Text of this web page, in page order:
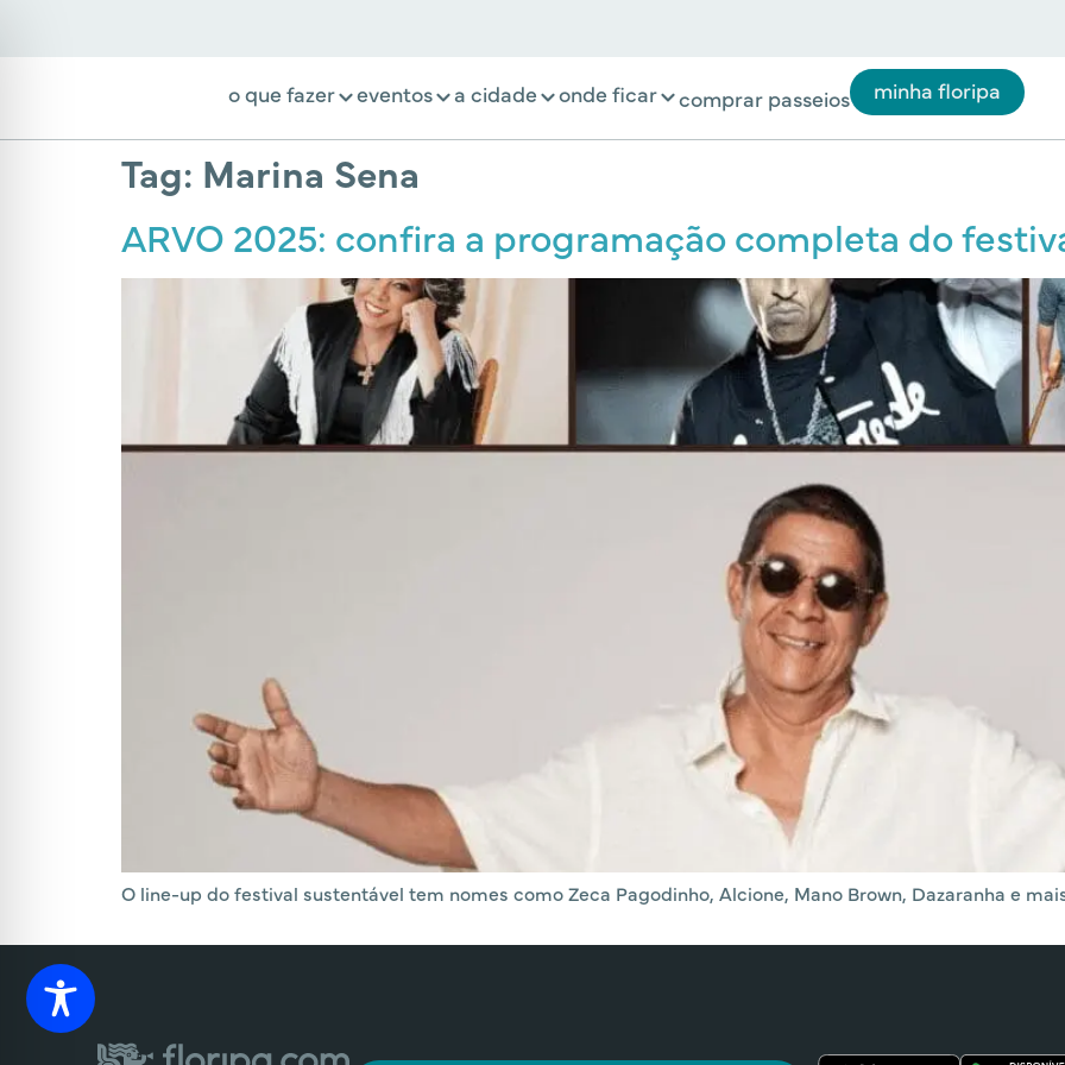
o que fazer eventos a cidade onde ficar comprar passeios minha floripa
Tag: Marina Sena
ARVO 2025: confira a programação completa do
O line-up do festival sustentável tem nomes como Zeca Pagodinho, Alcione, Mano Brown, Dazaranha e